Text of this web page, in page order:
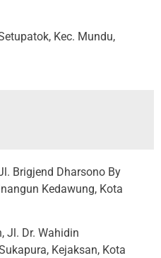
Kec. Mundu,
Brigjend Dharsono By
Kedawung, Kota
Jl. Dr. Wahidin
Kejaksan, Kota